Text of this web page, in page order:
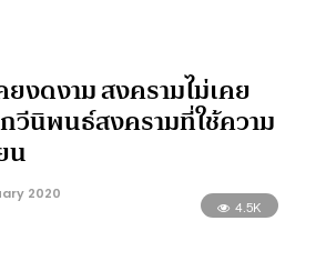
ยงดงาม สงครามไม่เคย
วีนิพนธ์สงครามที่ใช้ความ
น
2020
4.5K